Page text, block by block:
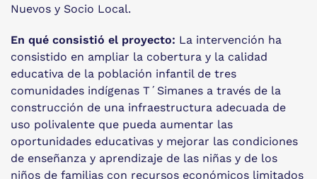
Nuevos y Socio Local.
En qué consistió el proyecto: La intervención ha
consistido en ampliar la cobertura y la calidad
educativa de la población infantil de tres
comunidades indígenas T´Simanes a través de la
construcción de una infraestructura adecuada de
uso polivalente que pueda aumentar las
oportunidades educativas y mejorar las condiciones
de enseñanza y aprendizaje de las niñas y de los
niños de familias con recursos económicos limitados